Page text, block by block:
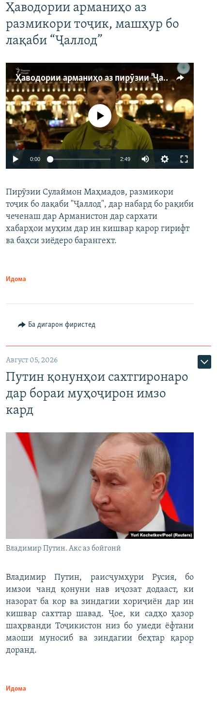
Ҳаводории арманиҳо аз
размикори тоҷик, машҳур бо
лақаби “Ҷаллод”
Ҳаводории арманиҳо аз пирӯзии "Ҷаллод"-и тоҷик
Auto 240p 360p 480p
720p 1080p
Феълан кор намекунад
0:00 2:49
360p
480p
Пирӯзии Сулаймон Маҳмадов, размикори
тоҷик бо лақаби "Ҷаллод", дар набард бо рақиби
чеченаш дар Арманистон дар сархати
хабарҳои муҳим дар ин кишвар қарор гирифт
ва баҳси зиёдеро барангехт.
Идома
Ба дигарон фиристед
Август 05, 2026
Путин қонунҳои сахтгиронаро
дар бораи муҳоҷирон имзо
кард
Владимир Путин. Акс аз бойгонӣ
Владимир Путин, раисҷумҳури Русия, бо
имзои чанд қонуни нав иҷозат додааст, ки
назорат ба кор ва зиндагии хориҷиён дар ин
кишвар сахттар шавад. Ҷое, ки садҳо ҳазор
шаҳрванди Тоҷикистон низ бо умеди ёфтани
маоши муносиб ва зиндагии беҳтар қарор
доранд.
Идома